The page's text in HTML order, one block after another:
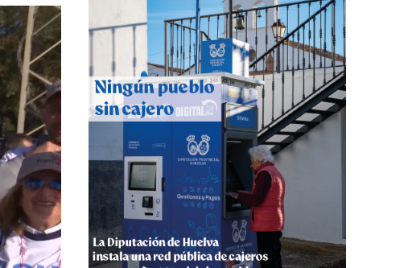
6º DÍA DE LAS FIESTAS COLOMBINAS
2026
·Huelvatv
QUINTA CORRIDA DE LAS FIESTAS
COLOMBINAS 2026
hace 5 días· Huelvatv